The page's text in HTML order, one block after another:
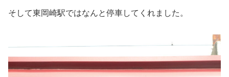
そして東岡崎駅ではなんと停車してくれました。